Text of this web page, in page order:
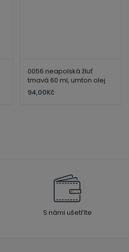
0056 neapolská žluť
tmavá 60 ml, umton olej
94,00Kč
S námi ušetříte